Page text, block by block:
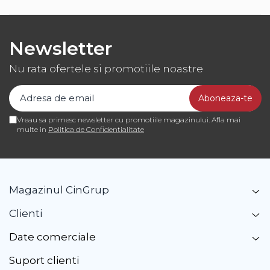
Newsletter
Nu rata ofertele si promotiile noastre
Vreau sa primesc newsletter cu promotiile magazinului. Afla mai
multe in Politica de Confidentialitate
Magazinul CinGrup
Clienti
Date comerciale
Suport clienti